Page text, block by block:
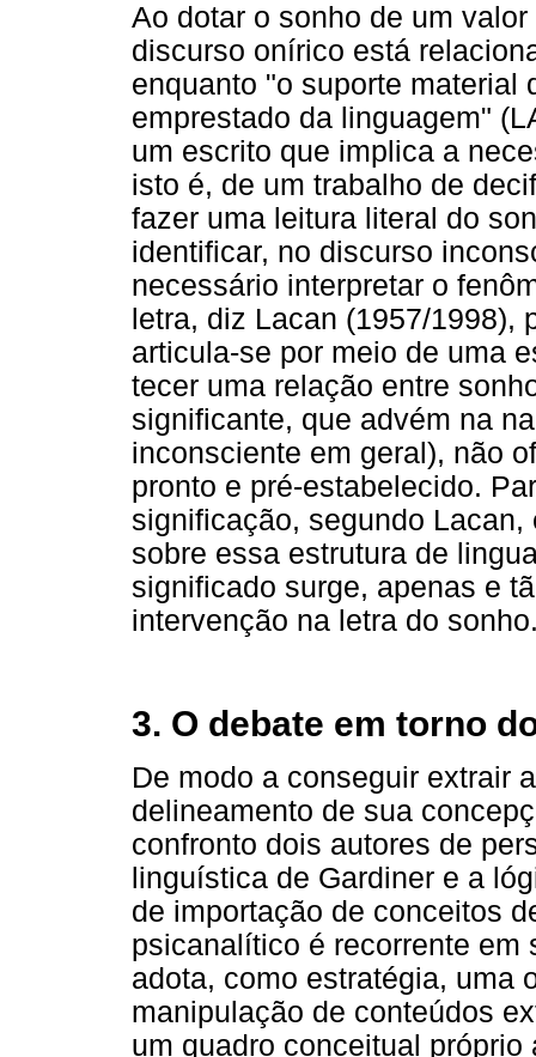
Ao dotar o sonho de um
discurso onírico está
enquanto "o suporte material
emprestado da linguagem"
um escrito que implica a
isto é, de um trabalho de
fazer uma leitura literal do
identificar, no discurso
necessário interpretar o
letra, diz Lacan (1957/
articula-se por meio de uma
tecer uma relação entre
significante, que advém na
inconsciente em geral), não
pronto e pré-estabelecido.
significação, segundo
sobre essa estrutura de
significado surge, apenas e
intervenção na letra do
3. O debate em torno
De modo a conseguir extrair
delineamento de sua
confronto dois autores de
linguística de Gardiner e a
de importação de conceitos
psicanalítico é recorrente em
adota, como estratégia, uma
manipulação de conteúdos
um quadro conceitual